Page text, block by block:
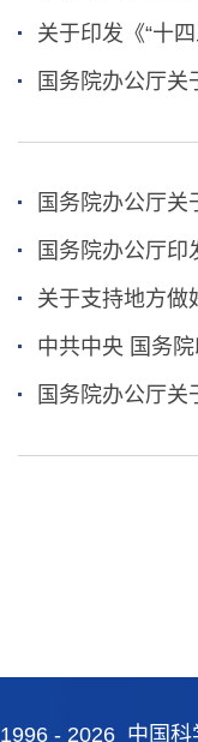
关于印发《“十
国务院办公厅关
国务院办公厅
国务院办公厅印
关于支持地方做
中共中央 国务
国务院办公厅关
1996 - 2026 中国